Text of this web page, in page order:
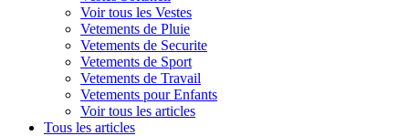
Voir tous les Vestes
Vetements de Pluie
Vetements de Securite
Vetements de Sport
Vetements de Travail
Vetements pour Enfants
Voir tous les articles
Tous les articles